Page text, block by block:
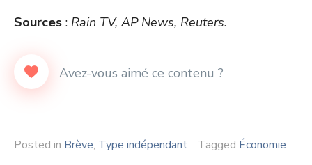
Sources : Rain TV, AP News, Reuters.
Posted in Brève, Type indépendant Tagged Économie